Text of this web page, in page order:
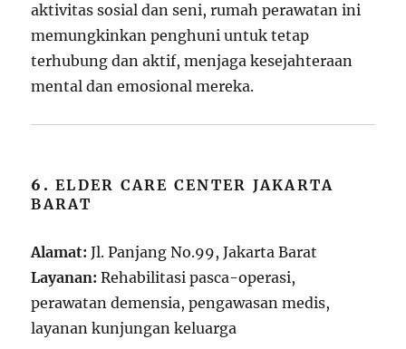
aktivitas sosial dan seni, rumah perawatan ini
memungkinkan penghuni untuk tetap
terhubung dan aktif, menjaga kesejahteraan
mental dan emosional mereka.
6.ELDER CARE CENTER JAKARTA
BARAT
Alamat: Jl. Panjang No.99, Jakarta Barat
Layanan: Rehabilitasi pasca-operasi,
perawatan demensia, pengawasan medis,
layanan kunjungan keluarga